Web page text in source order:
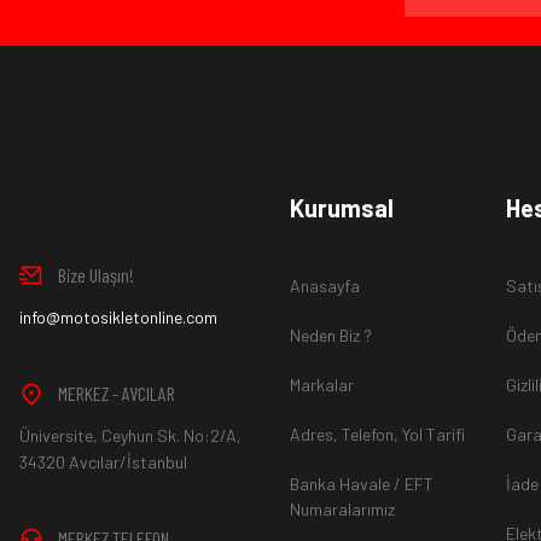
www.MotosikletOnline.com alışveriş sitesinden almış
Aksi durum söz konusu olduğunda
*İade ve Değişim sürecinde ürünlerin "Gönderici Ödemeli”
Bize Ulaşın!
info@motosikletonline.com
MERKEZ - AVCILAR
Üniversite, Ceyhun Sk. No:2/A,
34320 Avcılar/İstanbul
Kurumsal
Anasayfa
Neden Biz ?
Markalar
Adres, Telefon, Yol Tarifi
Banka Havale / EFT
Numaralarımız
İade